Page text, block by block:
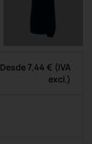
Desde 7,44 € (IVA
excl.)